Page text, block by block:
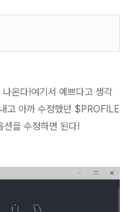
나온다!여기서 예쁘다고 생각
고 아까 수정했던 $PROFILE
을 수정하면 된다!